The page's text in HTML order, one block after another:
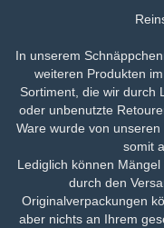
In unserem
weiteren Produkten
Sortiment, die wir durch
oder unbenutzte
Ware wurde von
somit
Lediglich können
durch den
Originalverpackungen
aber nichts an Ihrem